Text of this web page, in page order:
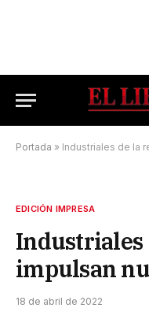
Portada » Industriales de la
EDICIÓN IMPRESA
Industriales
impulsan
18 de abril de 2022